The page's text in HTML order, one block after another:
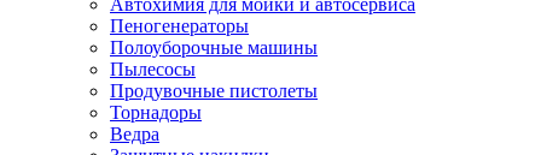
Автохимия для мойки и автосервиса
Пеногенераторы
Полоуборочные машины
Пылесосы
Продувочные пистолеты
Торнадоры
Ведра